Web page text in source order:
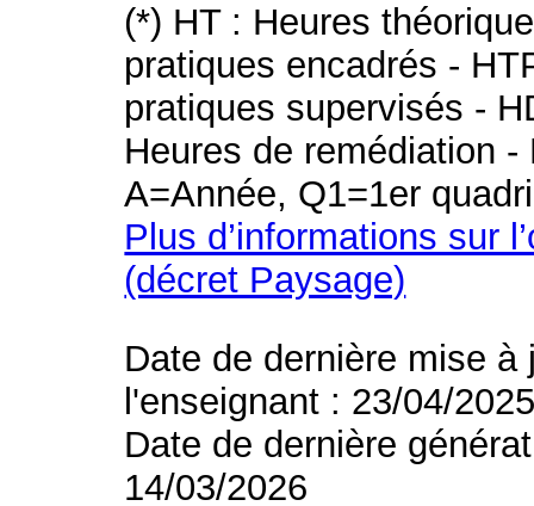
(*) HT : Heures
pratiques encadrés -
pratiques supervisés -
Heures de remédiation
A=Année, Q1=1er
Plus d’informations sur
(décret Paysage)
Date de dernière mise
l'enseignant : 23/04/
Date de dernière
14/03/2026